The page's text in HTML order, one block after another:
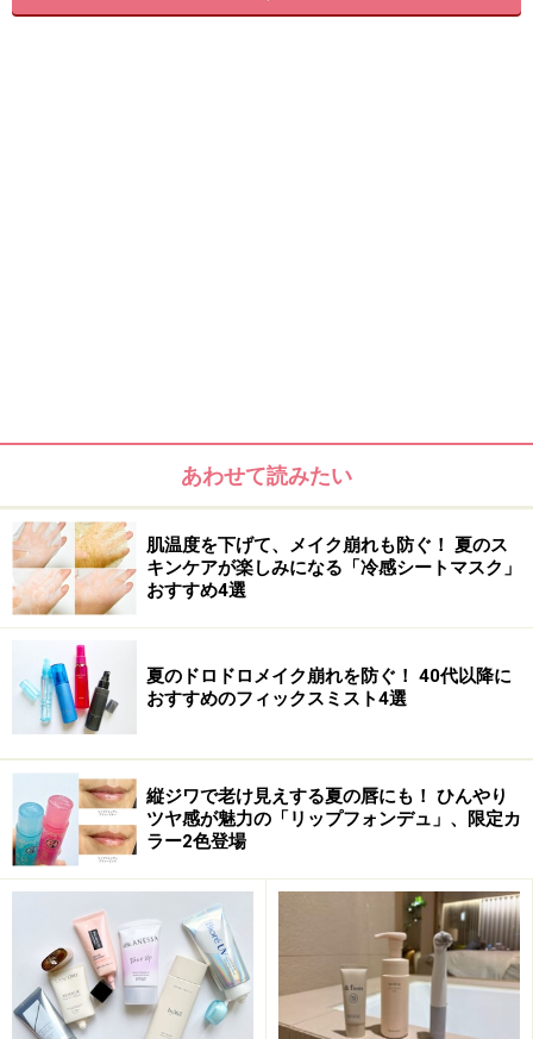
このカラーは、No.246でキャットピンクです。
以前は、サディステックを付けていました。
カラーネーミングもお気に入りです。
■ハニーポンプグロスNEO
メーカー：マジョリカ マジョルカ （資生堂）
価格：504円
購入可能場所：ドラッグストアや公式オンラインショッ
プなど
MAJOLICA MAJORCA(マジョリカ マジョルカ) ハニー
ポンプグロスNEO RD441 チェリーの口づけ3 6.5g
あわせて読みたい
肌温度を下げて、メイク崩れも防ぐ！ 夏のス
キンケアが楽しみになる「冷感シートマスク」
おすすめ4選
夏のドロドロメイク崩れを防ぐ！ 40代以降に
おすすめのフィックスミスト4選
縦ジワで老け見えする夏の唇にも！ ひんやり
ツヤ感が魅力の「リップフォンデュ」、限定カ
ラー2色登場